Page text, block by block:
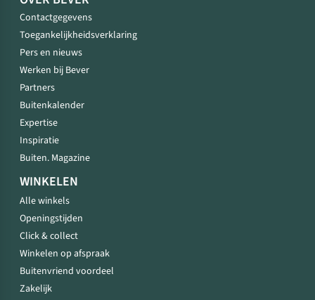
Contactgegevens
Toegankelijkheidsverklaring
Pers en nieuws
Werken bij Bever
Partners
Buitenkalender
Expertise
Inspiratie
Buiten. Magazine
WINKELEN
Alle winkels
Openingstijden
Click & collect
Winkelen op afspraak
Buitenvriend voordeel
Zakelijk